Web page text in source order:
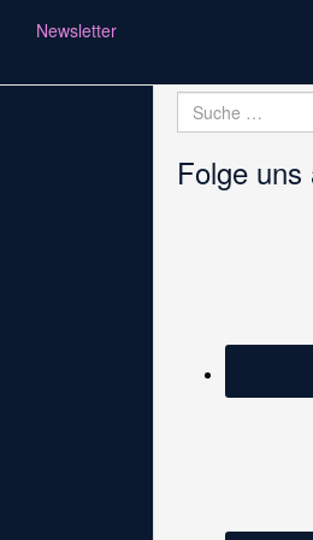
Newsletter
Suche
nach:
Folge